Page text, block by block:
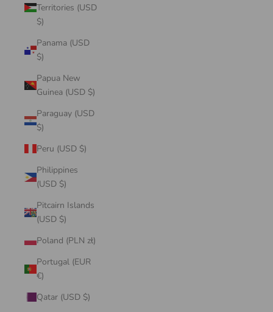
Territories (USD
$)
Panama (USD
$)
Papua New
Guinea (USD $)
Paraguay (USD
$)
Peru (USD $)
Philippines
(USD $)
Pitcairn Islands
(USD $)
Poland (PLN zł)
Portugal (EUR
€)
Qatar (USD $)